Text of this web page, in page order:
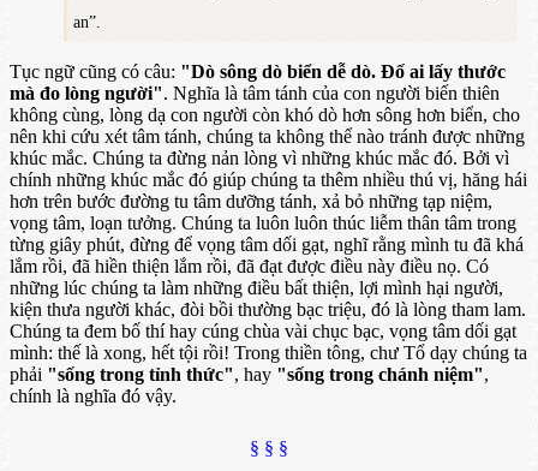
an”.
Tục ngữ cũng có câu: "Dò sông dò biển dễ dò. Đố ai lấy thước
mà đo lòng người". Nghĩa là tâm tánh của con người biến thiên
không cùng, lòng dạ con người còn khó dò hơn sông hơn biển, cho
nên khi cứu xét tâm tánh, chúng ta không thể nào tránh được những
khúc mắc. Chúng ta đừng nản lòng vì những khúc mắc đó. Bởi vì
chính những khúc mắc đó giúp chúng ta thêm nhiều thú vị, hăng hái
hơn trên bước đường tu tâm dưỡng tánh, xả bỏ những tạp niệm,
vọng tâm, loạn tưởng. Chúng ta luôn luôn thúc liễm thân tâm trong
từng giây phút, đừng để vọng tâm dối gạt, nghĩ rằng mình tu đã khá
lắm rồi, đã hiền thiện lắm rồi, đã đạt được điều này điều nọ. Có
những lúc chúng ta làm những điều bất thiện, lợi mình hại người,
kiện thưa người khác, đòi bồi thường bạc triệu, đó là lòng tham lam.
Chúng ta đem bố thí hay cúng chùa vài chục bạc, vọng tâm dối gạt
mình: thế là xong, hết tội rồi! Trong thiền tông, chư Tổ dạy chúng ta
phải "sống trong tỉnh thức", hay "sống trong chánh niệm",
chính là nghĩa đó vậy.
§ § §